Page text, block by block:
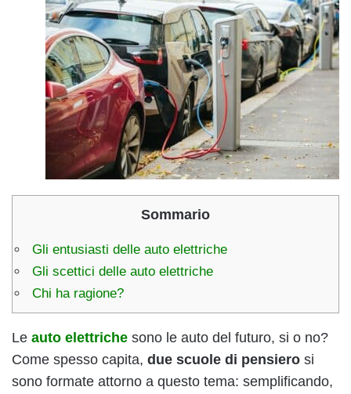
Sommario
Gli entusiasti delle auto elettriche
Gli scettici delle auto elettriche
Chi ha ragione?
Le auto elettriche sono le auto del futuro, si o no?
Come spesso capita, due scuole di pensiero si
sono formate attorno a questo tema: semplificando,